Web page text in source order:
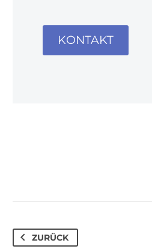
KONTAKT
ZURÜCK